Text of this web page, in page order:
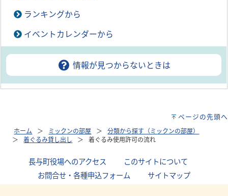
ランキングから
イベントカレンダーから
情報が見つからないときは
ページの先頭へ
ホーム ミックンの部屋
分類から探す（ミックンの部屋）
着ぐるみ貸し出し
着ぐるみ使用許可の流れ
長与町役場へのアクセス このサイトについて
お問合せ・各種申込フォーム
サイトマップ